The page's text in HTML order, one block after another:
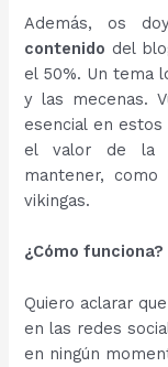
Además, os
contenido del
el 50%. Un tema
y las mecenas.
esencial en
el valor de la
mantener,
vikingas.
¿Cómo funciona?
Quiero aclarar
en las redes
en ningún